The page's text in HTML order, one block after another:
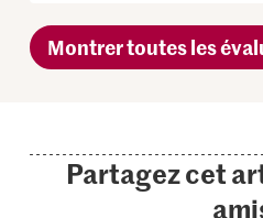
Montrer toutes les
Partagez cet